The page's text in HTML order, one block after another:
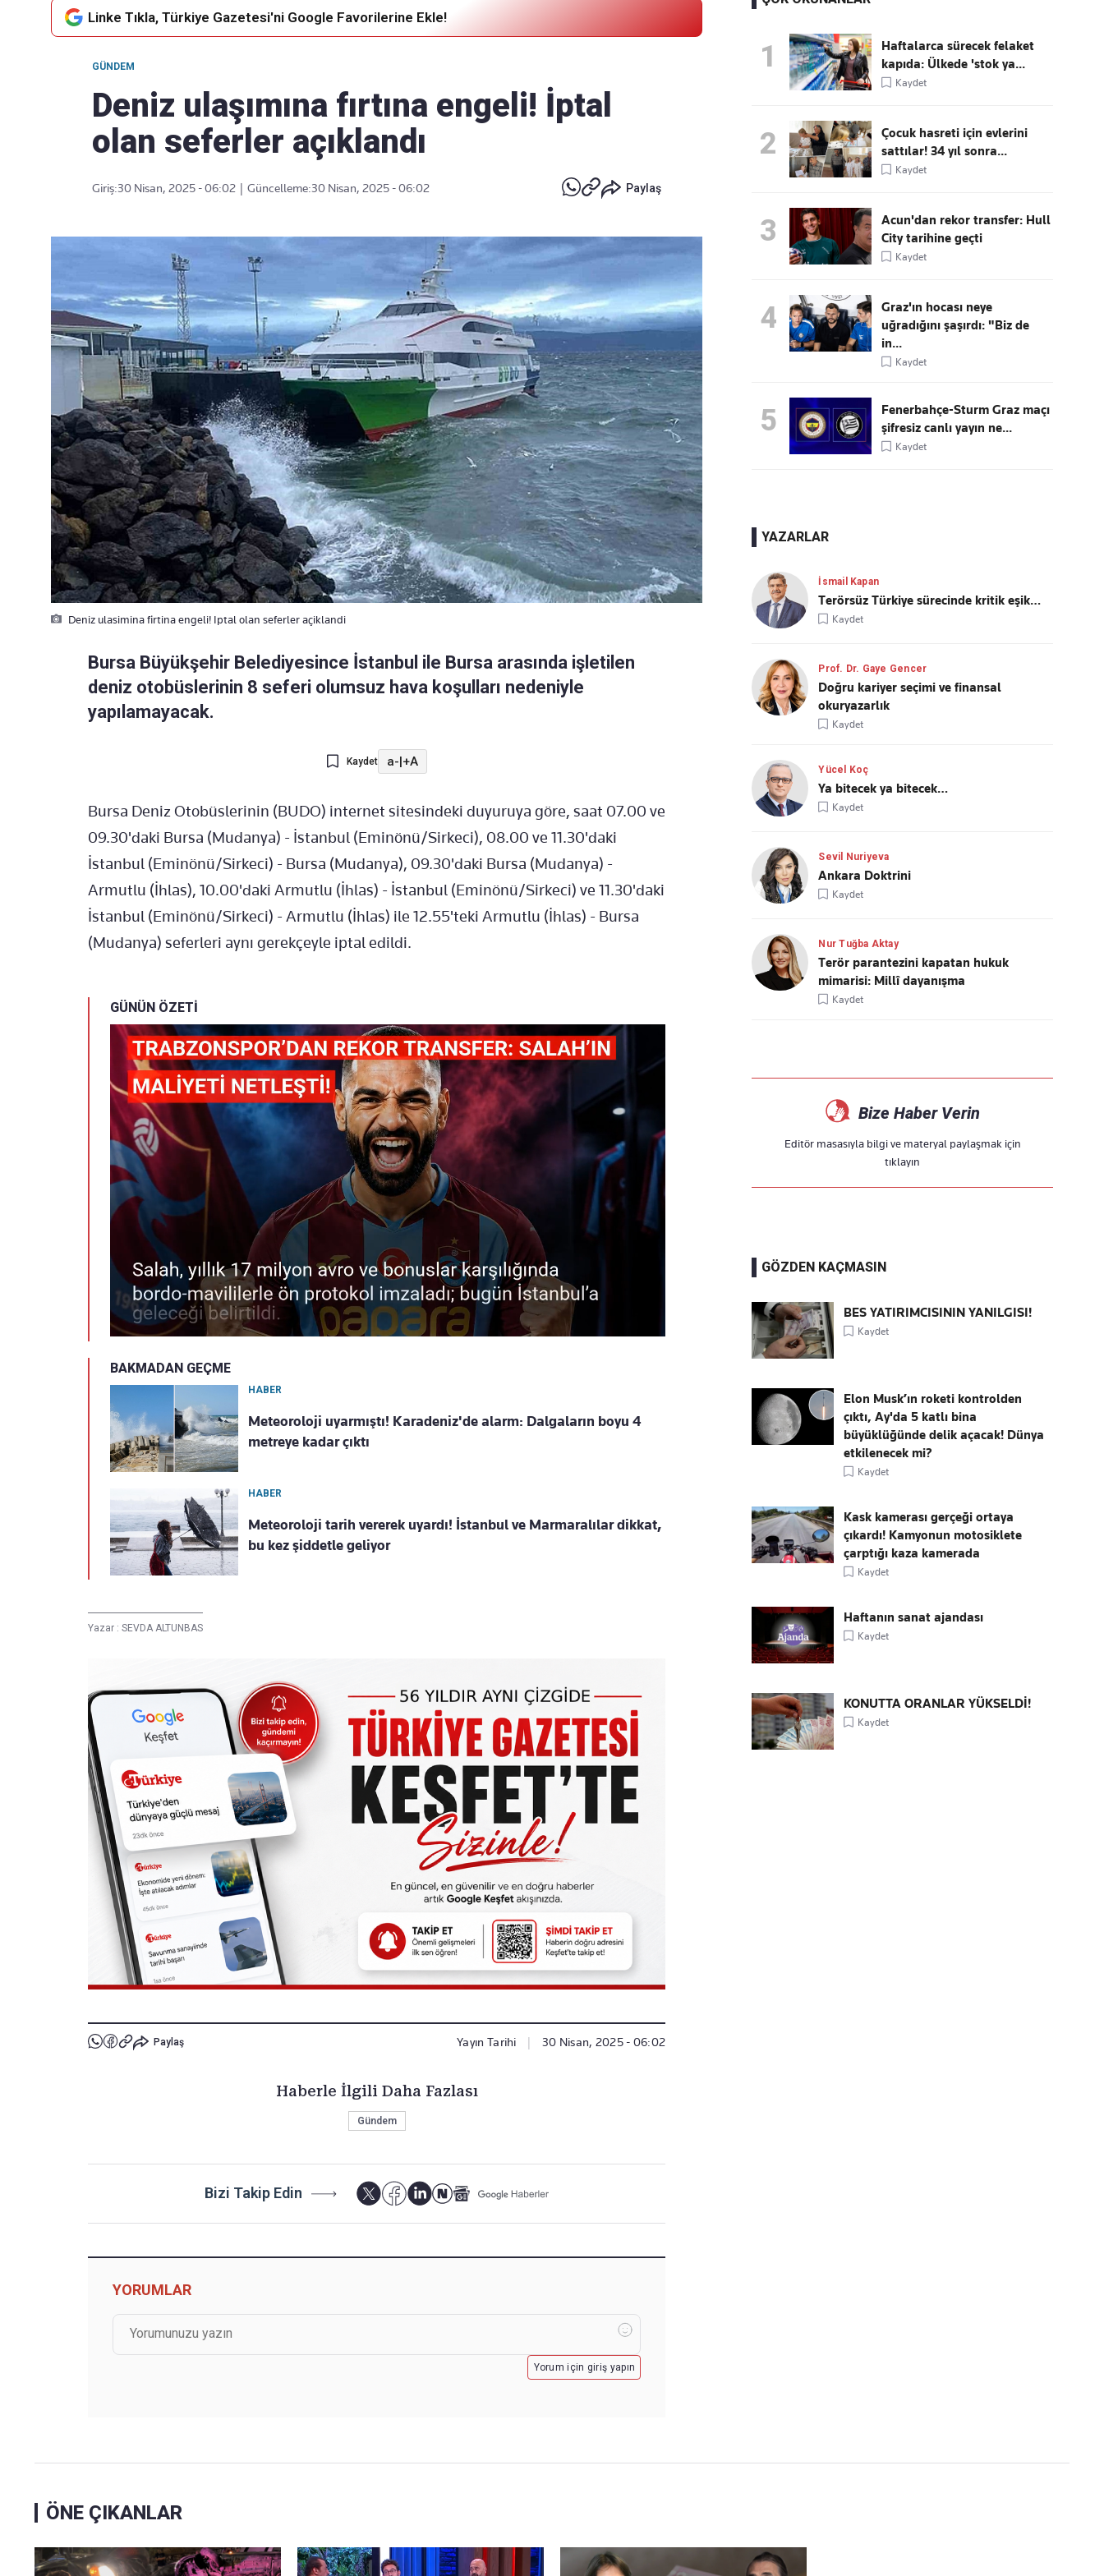
akışımıza ulaşın
Editör masamıza bilgi ve materyal
göndermek içintıklayın
Kaçırmayın
Ücretsiz üye olun, gündemi
Linke Tıkla, Türkiye Gazetesi'ni Google Favorilerine Ekle!
GÜNDEM
Deniz ulaşımına fırtına engeli! İptal
olan seferler açıklandı
Giriş:30 Nisan, 2025 - 06:02 Güncelleme:30 Nisan, 2025 - 06:02 Paylaş
Deniz ulasimina firtina engeli! Iptal olan seferler açiklandi
Bursa Büyükşehir Belediyesince İstanbul ile Bursa arasında işletilen
deniz otobüslerinin 8 seferi olumsuz hava koşulları nedeniyle
yapılamayacak.
Kaydet a-|+A
Bursa Deniz Otobüslerinin (BUDO) internet sitesindeki duyuruya göre, saat 07.00 ve
09.30'daki Bursa (Mudanya) - İstanbul (Eminönü/Sirkeci), 08.00 ve 11.30'daki
İstanbul (Eminönü/Sirkeci) - Bursa (Mudanya), 09.30'daki Bursa (Mudanya) -
Armutlu (İhlas), 10.00'daki Armutlu (İhlas) - İstanbul (Eminönü/Sirkeci) ve 11.30'daki
İstanbul (Eminönü/Sirkeci) - Armutlu (İhlas) ile 12.55'teki Armutlu (İhlas) - Bursa
(Mudanya) seferleri aynı gerekçeyle iptal edildi.
GÜNÜN ÖZETİ
BAKMADAN GEÇME
HABER
Meteoroloji uyarmıştı! Karadeniz'de alarm: Dalgaların boyu 4
metreye kadar çıktı
HABER
Meteoroloji tarih vererek uyardı! İstanbul ve Marmaralılar dikkat,
bu kez şiddetle geliyor
Yazar : SEVDA ALTUNBAS
Paylaş Yayın Tarihi 30 Nisan, 2025 - 06:02
Haberle İlgili Daha Fazlası
Gündem
Bizi Takip Edin
YORUMLAR
Yorum için giriş yapın
1
Haftalarca sürecek felaket
kapıda: Ülkede 'stok ya...
Kaydet
2
Çocuk hasreti için evlerini
sattılar! 34 yıl sonra...
Kaydet
3
Acun'dan rekor transfer: Hull
City tarihine geçti
Kaydet
4
Graz'ın hocası neye
uğradığını şaşırdı: "Biz de
in...
Kaydet
5
Fenerbahçe-Sturm Graz maçı
şifresiz canlı yayın ne...
Kaydet
YAZARLAR
İsmail Kapan
Terörsüz Türkiye sürecinde kritik eşik…
Kaydet
Prof. Dr. Gaye Gencer
Doğru kariyer seçimi ve finansal
okuryazarlık
Kaydet
Yücel Koç
Ya bitecek ya bitecek…
Kaydet
Sevil Nuriyeva
Ankara Doktrini
Kaydet
Nur Tuğba Aktay
Terör parantezini kapatan hukuk
mimarisi: Millî dayanışma
Kaydet
Bize Haber Verin
Editör masasıyla bilgi ve materyal paylaşmak için
tıklayın
GÖZDEN KAÇMASIN
BES YATIRIMCISININ YANILGISI!
Kaydet
Elon Musk’ın roketi kontrolden
çıktı, Ay'da 5 katlı bina
büyüklüğünde delik açacak! Dünya
etkilenecek mi?
Kaydet
Kask kamerası gerçeği ortaya
çıkardı! Kamyonun motosiklete
çarptığı kaza kamerada
Kaydet
Haftanın sanat ajandası
Kaydet
KONUTTA ORANLAR YÜKSELDİ!
Kaydet
ÖNE ÇIKANLAR